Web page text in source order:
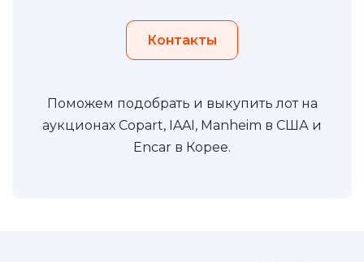
Контакты
Поможем подобрать и выкупить лот на
аукционах Copart, IAAI, Manheim в США и
Encar в Корее.